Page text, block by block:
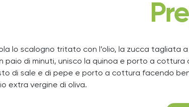
lo scalogno tritato con l’olio, la zucca
paio di minuti, unisco la quinoa e porto a
di sale e di pepe e porto a cottura facendo
extra vergine di oliva.